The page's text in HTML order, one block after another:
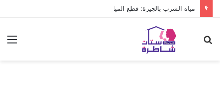
مياه الشرب بالجيزة: قطع المياه عن عدد من المناطق بالهرم